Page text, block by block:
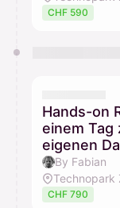
CHF 590
Hands-on
einem Tag
eigenen
By Fabian
Technopark
CHF 790